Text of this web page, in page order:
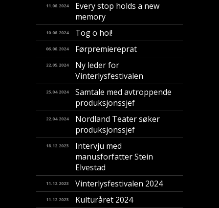
11.06.2024
Every stop holds a new
memory
10.06.2024 Tog o hoi!
06.06.2024 Førpremiereprat
22.05.2024
Ny leder for
Vinterlysfestivalen
25.04.2024
Samtale med avtroppende
produksjonssjef
22.04.2024
Nordland Teater søker
produksjonssjef
18.12.2023
Intervju med
manusforfatter Stein
Elvestad
11.12.2023 Vinterlysfestivalen 2024
11.12.2023 Kulturåret 2024